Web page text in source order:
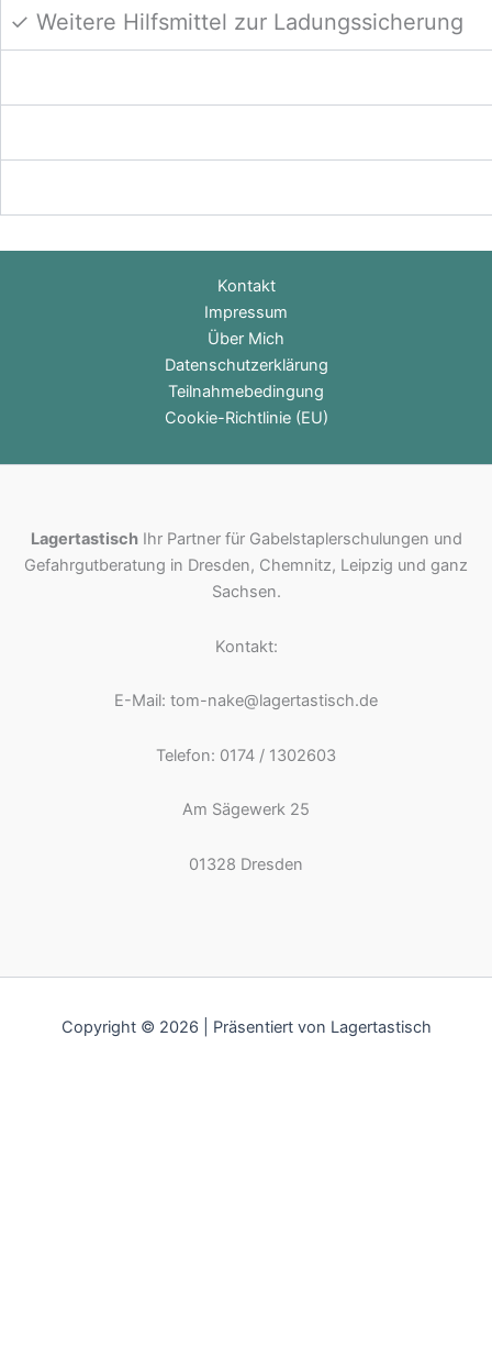
✓ Weitere Hilfsmittel zur Ladungssicherung
Kontakt
Impressum
Über Mich
Datenschutzerklärung
Teilnahmebedingung
Cookie-Richtlinie (EU)
LagertastischIhr Partner für Gabelstaplerschulungen und
Gefahrgutberatung in Dresden, Chemnitz, Leipzig und ganz
Sachsen.
Kontakt:
E-Mail: tom-nake@lagertastisch.de
Telefon: 0174 / 1302603
Am Sägewerk 25
01328 Dresden
Copyright © 2026 | Präsentiert von Lagertastisch